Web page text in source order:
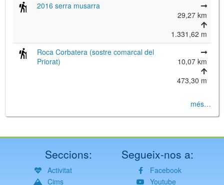
2016 serra musarra
29,27 km
1.331,62 m
Roca Corbatera (sostre comarcal del
Priorat)
10,07 km
473,30 m
més…
Seccions:
Activitat
Cims
Segueix-nos a:
Facebook
Youtube